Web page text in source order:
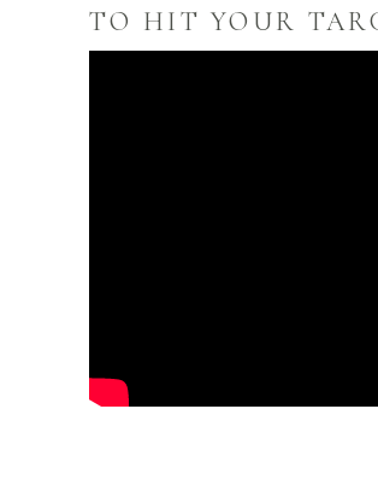
TO HIT YOUR